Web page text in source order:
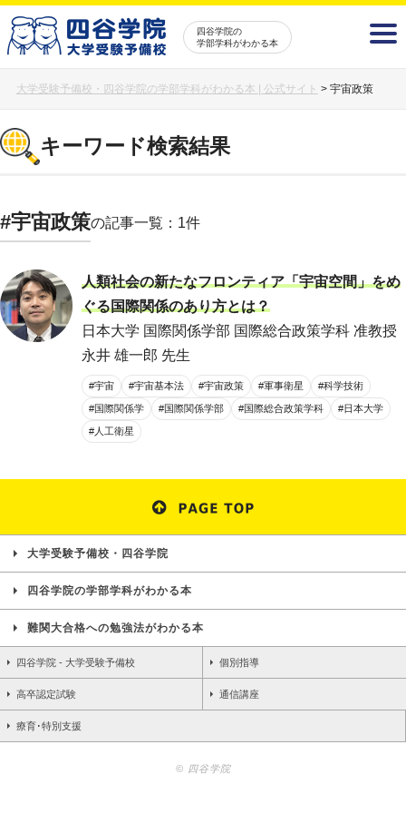
四谷学院の
学部学科がわかる本
大学受験予備校・四谷学院の学部学科がわかる本 | 公式サイト > 宇宙政策
キーワード検索結果
#宇宙政策の記事一覧：1件
人類社会の新たなフロンティア「宇宙空間」をめ
ぐる国際関係のあり方とは？
日本大学 国際関係学部 国際総合政策学科 准教授
永井 雄一郎 先生
#宇宙 #宇宙基本法 #宇宙政策 #軍事衛星 #科学技術
#国際関係学 #国際関係学部 #国際総合政策学科 #日本大学
#人工衛星
大学受験予備校・四谷学院
四谷学院の学部学科がわかる本
難関大合格への勉強法がわかる本
四谷学院 - 大学受験予備校 個別指導
高卒認定試験 通信講座
療育･特別支援
© 四谷学院